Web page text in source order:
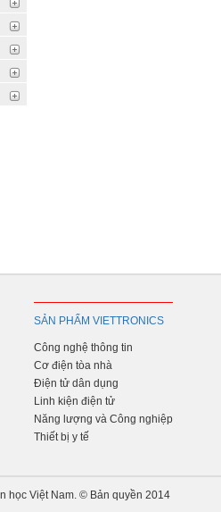
SẢN PHẨM VIETTRONICS
Công nghệ thông tin
Cơ điện tòa nhà
Điện tử dân dụng
Linh kiện điện tử
Năng lượng và Công nghiệp
Thiết bị y tế
học Việt Nam. © Bản quyền 2014